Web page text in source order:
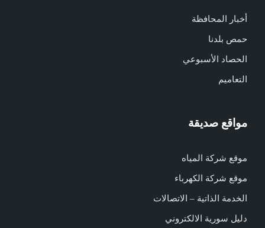
أخبار المحافظة
حمص بلدنا
الحصاد الأسبوعي
التعاميم
مواقع صديقة
موقع شركة المياه
موقع شركة الكهرباء
الخدمة الذاتية – الاتصالات
دليل سورية الالكتروني